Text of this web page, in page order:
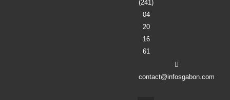
20
16
61
contact@infosgabon.com